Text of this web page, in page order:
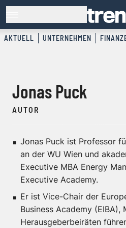
AKTUELL UNTERNEHMEN
Jonas Puck
AUTOR
Jonas Puck ist Professor
an der WU Wien und
Executive MBA Energy
Executive Academy.
Er ist Vice-Chair der
Business Academy
Herausgeberbeiräten